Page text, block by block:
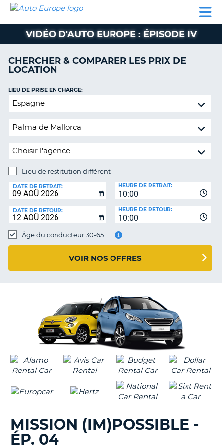
LOCATION
VOITURE
CAMPING-
CAR
CLIENT
AUTO
EUROPE
LOCATION
VOITURE
CAMPING-
CAR
PARTENAIRES
SUPPORT
CLIENT
COMPTE
MA
VIDÉO D'AUTO EUROPE : ÉPISODE IV
CHERCHER & COMPARER LES PRIX DE
LOCATION
Lieu
restitution
LIEU DE PRISE EN CHARGE:
Lieu de restitution différent
DE
RESTITUTION:
DATE DE RETRAIT:
10:00
HEURE DE RETRAIT:
DATE DE RETOUR:
10:00
HEURE DE RETOUR:
Âge du conducteur 30-65
VOIR NOS OFFRES
MISSION (IM)POSSIBLE -
ÉP. 04